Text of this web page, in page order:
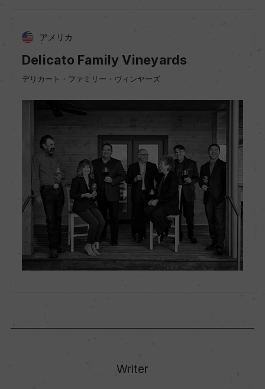
アメリカ
Delicato Family Vineyards
デリカート・ファミリー・ヴィンヤーズ
Writer